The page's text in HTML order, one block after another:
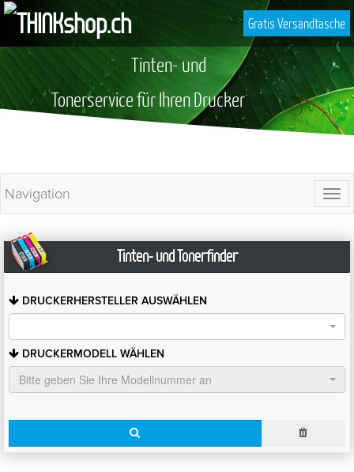
Gratis Versandtasche
Tinten- und
Tonerservice für Ihren Drucker
Navigation
Tinten- und Tonerfinder
DRUCKERHERSTELLER AUSWÄHLEN
DRUCKERMODELL WÄHLEN
Bitte geben Sie Ihre Modellnummer an